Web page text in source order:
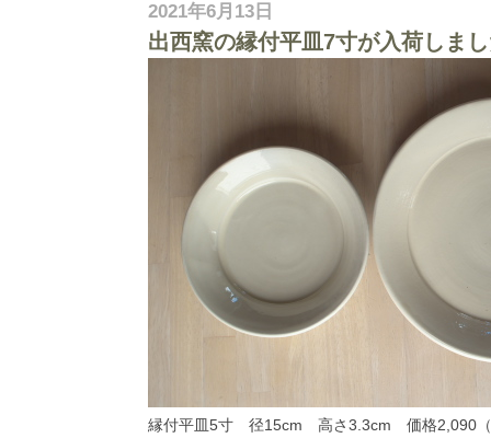
2021年6月13日
出西窯の縁付平皿7寸が入荷しま
縁付平皿5寸 径15cm 高さ3.3cm 価格2,090